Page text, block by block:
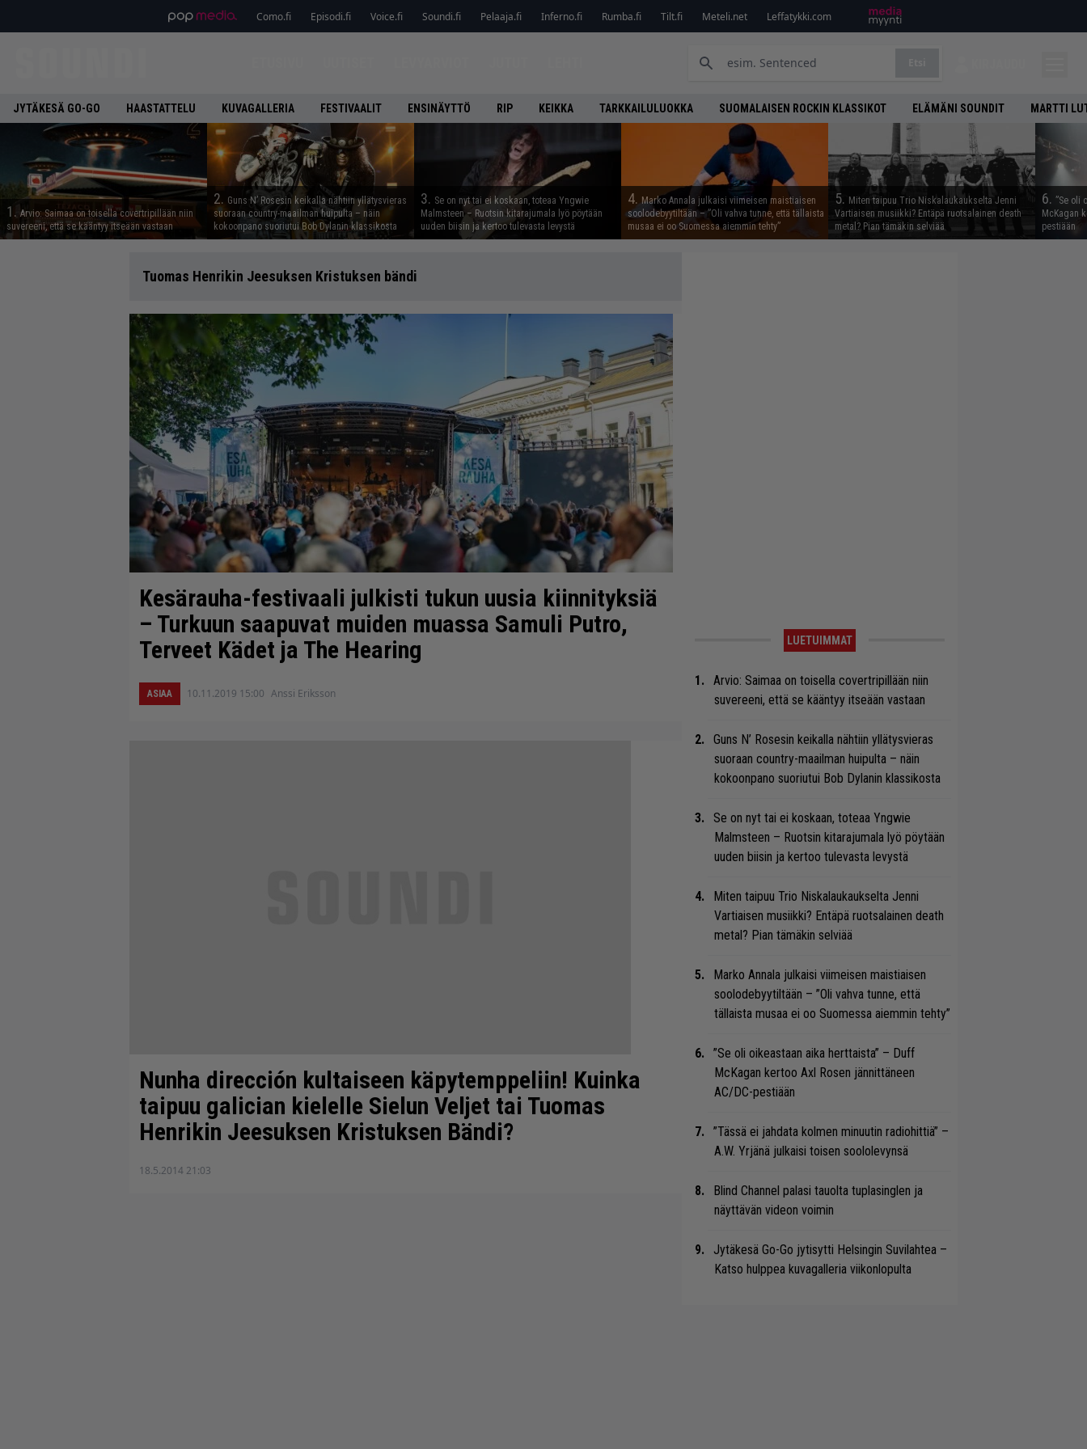
Como.fi Episodi.fi Voice.fi Soundi.fi Pelaaja.fi Inferno.fi Rumba.fi Tilt.fi Meteli.net Leffatykki.com
JYTÄKESÄ GO-GO HAASTATTELU KUVAGALLERIA FESTIVAALIT ENSINÄYTTÖ RIP KEIKKA TARKKAILULUOKKA SUOMALAISEN ROCKIN KLASSIKOT ELÄMÄNI SOUNDIT MARTTI
1. Arvio: Saimaa on toisella covertripillään niin
suvereeni, että se kääntyy itseään vastaan
2. Guns N’ Rosesin keikalla nähtiin yllätysvieras
suoraan country-maailman huipulta – näin
kokoonpano suoriutui Bob Dylanin klassikosta
3. Se on nyt tai ei koskaan, toteaa Yngwie
Malmsteen – Ruotsin kitarajumala lyö pöytään
uuden biisin ja kertoo tulevasta levystä
4. Marko Annala julkaisi viimeisen maistiaisen
soolodebyytiltään – ”Oli vahva tunne, että tällaista
musaa ei oo Suomessa aiemmin tehty”
5. Miten taipuu Trio Niskalaukaukselta Jenni
Vartiaisen musiikki? Entäpä ruotsalainen death
metal? Pian tämäkin selviää
6. ”Se oli
McKagan
pestiään
Tuomas Henrikin Jeesuksen Kristuksen bändi
Kesärauha-festivaali julkisti tukun uusia kiinnityksiä
– Turkuun saapuvat muiden muassa Samuli Putro,
Terveet Kädet ja The Hearing
ASIAA 10.11.2019 15:00 Anssi Eriksson
Nunha dirección kultaiseen käpytemppeliin! Kuinka
taipuu galician kielelle Sielun Veljet tai Tuomas
Henrikin Jeesuksen Kristuksen Bändi?
18.5.2014 21:03
LUETUIMMAT
Arvio: Saimaa on toisella covertripillään niin
suvereeni, että se kääntyy itseään vastaan
Guns N’ Rosesin keikalla nähtiin yllätysvieras
suoraan country-maailman huipulta – näin
kokoonpano suoriutui Bob Dylanin klassikosta
Se on nyt tai ei koskaan, toteaa Yngwie
Malmsteen – Ruotsin kitarajumala lyö pöytään
uuden biisin ja kertoo tulevasta levystä
Miten taipuu Trio Niskalaukaukselta Jenni
Vartiaisen musiikki? Entäpä ruotsalainen death
metal? Pian tämäkin selviää
Marko Annala julkaisi viimeisen maistiaisen
soolodebyytiltään – ”Oli vahva tunne, että
tällaista musaa ei oo Suomessa aiemmin tehty”
”Se oli oikeastaan aika herttaista” – Duff
McKagan kertoo Axl Rosen jännittäneen
AC/DC-pestiään
”Tässä ei jahdata kolmen minuutin radiohittiä” –
A.W. Yrjänä julkaisi toisen soololevynsä
Blind Channel palasi tauolta tuplasinglen ja
näyttävän videon voimin
Jytäkesä Go-Go jytisytti Helsingin Suvilahtea –
Katso hulppea kuvagalleria viikonlopulta